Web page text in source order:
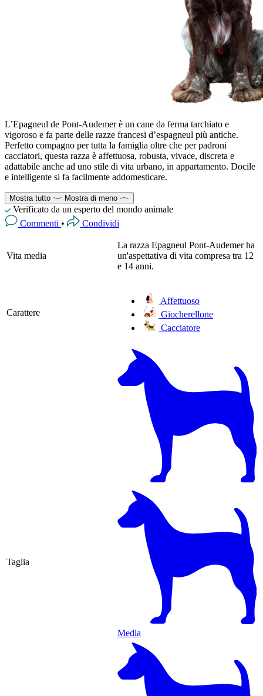
L’Epagneul de Pont-Audemer è un cane da ferma tarchiato e
vigoroso e fa parte delle razze francesi d’espagneul più antiche.
Perfetto compagno per tutta la famiglia oltre che per padroni
cacciatori, questa razza è affettuosa, robusta, vivace, discreta e
adattabile anche ad uno stile di vita urbano, in appartamento. Docile
e intelligente si fa facilmente addomesticare.
Mostra tutto Mostra di meno
Verificato da un esperto del mondo animale
Commenti • Condividi
Vita media
La razza Epagneul Pont-Audemer ha
un'aspettativa di vita compresa tra 12
e 14 anni.
Carattere
Affettuoso
Giocherellone
Cacciatore
Taglia
Media